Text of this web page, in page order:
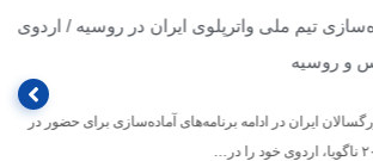
تیم ملی واترپلوی ایران در روسیه / اردوی
روسیه
ایران در ادامه برنامه‌های آماده‌سازی برای حضور در